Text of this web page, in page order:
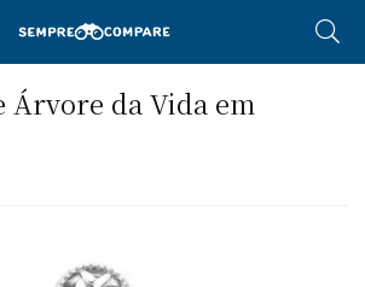
Árvore da Vida em